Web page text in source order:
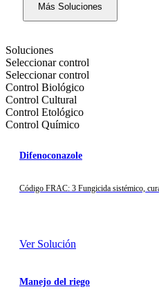
Más Soluciones
Soluciones
Seleccionar control
Seleccionar control
Control Biológico
Control Cultural
Control Etológico
Control Químico
Difenoconazole
Código FRAC: 3 Fungicida sistémico,
Ver Solución
Manejo del riego